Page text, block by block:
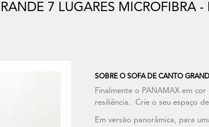
7 LUGARES MICROFIBRA
SOBRE O SOFA DE CANTO
Finalmente o PANAMAX em
resiliência. Crie o seu espaço
Em versão panorâmica, para